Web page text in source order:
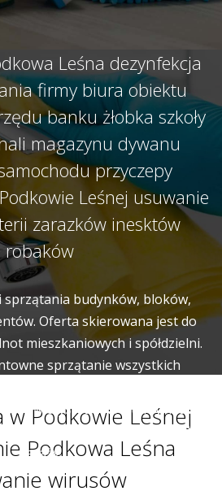
Leśna dezynfekcja
firmy biura obiektu
banku żłobka szkoły
magazynu dywanu
przyczepy
Leśnej usuwanie
zarazków inesktów
robaków
sprzątania budynków, bloków,
Oferta skierowana jest do
mieszkaniowych i spółdzielni.
sprzątanie wszystkich
w czystości korytarzy, klatek
gospodarczych a także
garaży.
w Podkowie Leśnej
Podkowa Leśna
wirusów